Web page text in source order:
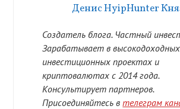
Денис HyipHunter
Создатель блога. Частный
Зарабатывает в высокодоходных
инвестиционных проектах и
криптовалютах с 2014 года.
Консультирует партнеров.
Присоединяйтесь втелеграм